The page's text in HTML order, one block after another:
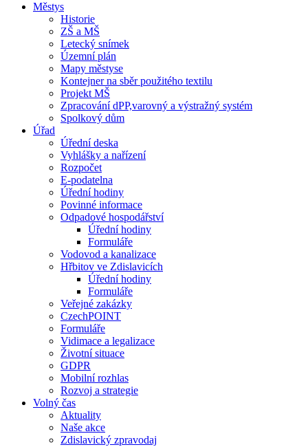
Městys
Historie
ZŠ a MŠ
Letecký snímek
Územní plán
Mapy městyse
Kontejner na sběr použitého textilu
Projekt MŠ
Zpracování dPP,varovný a výstražný systém
Spolkový dům
Úřad
Úřední deska
Vyhlášky a nařízení
Rozpočet
E-podatelna
Úřední hodiny
Povinné informace
Odpadové hospodářství
Úřední hodiny
Formuláře
Vodovod a kanalizace
Hřbitov ve Zdislavicích
Úřední hodiny
Formuláře
Veřejné zakázky
CzechPOINT
Formuláře
Vidimace a legalizace
Životní situace
GDPR
Mobilní rozhlas
Rozvoj a strategie
Volný čas
Aktuality
Naše akce
Zdislavický zpravodaj